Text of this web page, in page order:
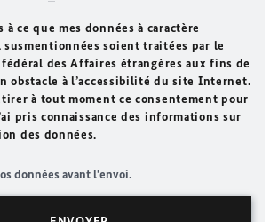
à ce que mes données à caractère
susmentionnées soient traitées par le
des Affaires étrangères aux fins de
obstacle à l’accessibilité du site Internet.
à tout moment ce consentement pour
pris connaissance des informations sur
des données.
données avant l'envoi.